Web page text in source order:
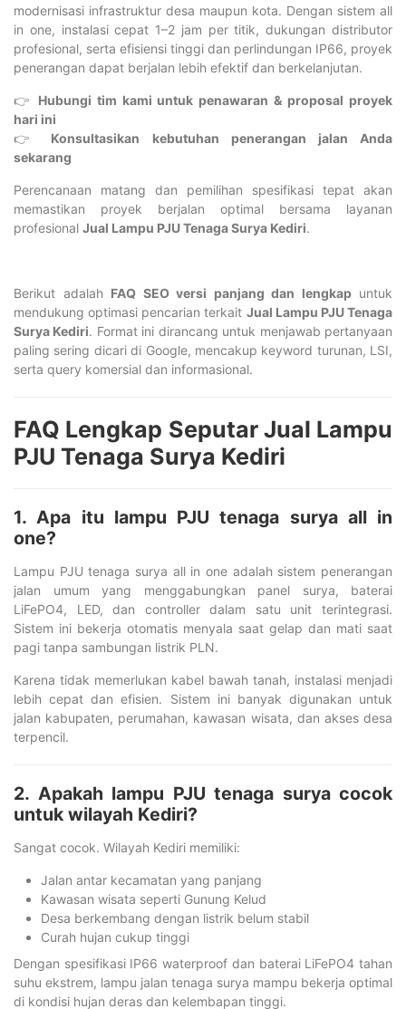
modernisasi infrastruktur desa maupun kota. Dengan sistem all
in one, instalasi cepat 1–2 jam per titik, dukungan distributor
profesional, serta efisiensi tinggi dan perlindungan IP66, proyek
penerangan dapat berjalan lebih efektif dan berkelanjutan.
👉 Hubungi tim kami untuk penawaran & proposal proyek
hari ini
👉 Konsultasikan kebutuhan penerangan jalan Anda
sekarang
Perencanaan matang dan pemilihan spesifikasi tepat akan
memastikan proyek berjalan optimal bersama layanan
profesional Jual Lampu PJU Tenaga Surya Kediri.
Berikut adalah FAQ SEO versi panjang dan lengkapuntuk
mendukung optimasi pencarian terkait Jual Lampu PJU Tenaga
Surya Kediri. Format ini dirancang untuk menjawab pertanyaan
paling sering dicari di Google, mencakup keyword turunan, LSI,
serta query komersial dan informasional.
FAQ Lengkap Seputar Jual Lampu
PJU Tenaga Surya Kediri
1. Apa itu lampu PJU tenaga surya all in
one?
Lampu PJU tenaga surya all in one adalah sistem penerangan
jalan umum yang menggabungkan panel surya, baterai
LiFePO4, LED, dan controller dalam satu unit terintegrasi.
Sistem ini bekerja otomatis menyala saat gelap dan mati saat
pagi tanpa sambungan listrik PLN.
Karena tidak memerlukan kabel bawah tanah, instalasi menjadi
lebih cepat dan efisien. Sistem ini banyak digunakan untuk
jalan kabupaten, perumahan, kawasan wisata, dan akses desa
terpencil.
2. Apakah lampu PJU tenaga surya cocok
untuk wilayah Kediri?
Sangat cocok. Wilayah Kediri memiliki:
Jalan antar kecamatan yang panjang
Kawasan wisata seperti Gunung Kelud
Desa berkembang dengan listrik belum stabil
Curah hujan cukup tinggi
Dengan spesifikasi IP66 waterproof dan baterai LiFePO4 tahan
suhu ekstrem, lampu jalan tenaga surya mampu bekerja optimal
di kondisi hujan deras dan kelembapan tinggi.